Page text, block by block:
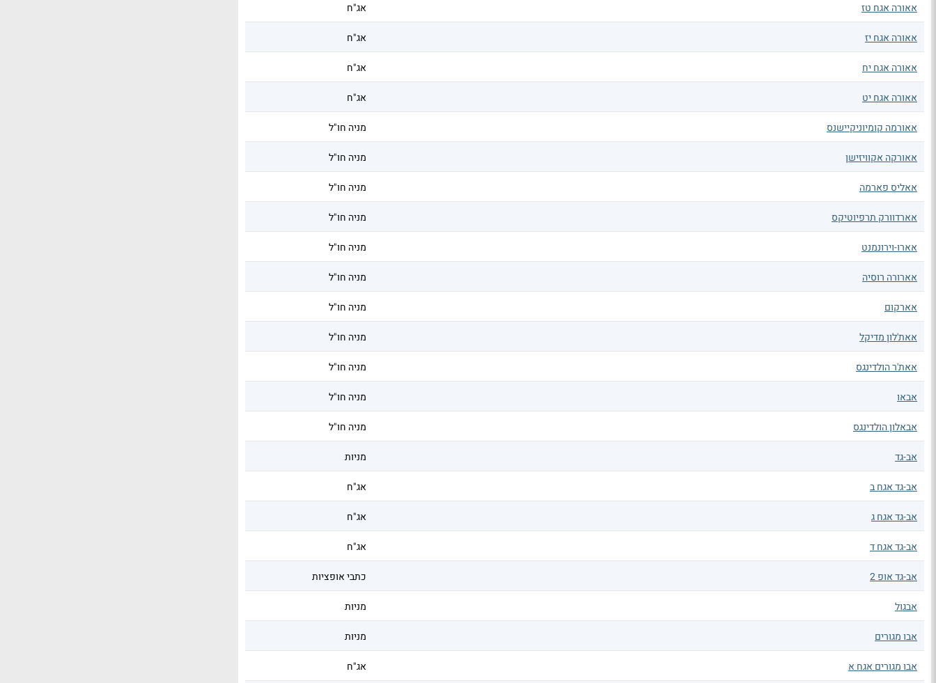
אאורה אגח טז אג"ח
אאורה אגח יז אג"ח
אאורה אגח יח אג"ח
אאורה אגח יט אג"ח
אאורמה קומיוניקיישנס מניה חו"ל
אאורקה אקוויזישן מניה חו"ל
אאליס פארמה מניה חו"ל
אארדוורק תרפיוטיקס מניה חו"ל
אארו-וירונמנט מניה חו"ל
אארורה רוסיה מניה חו"ל
אארקום מניה חו"ל
אאת'לון מדיקל מניה חו"ל
אאת'ר הולדינגס מניה חו"ל
אבאו מניה חו"ל
אבאלון הולדינגס מניה חו"ל
אב-גד מניות
אב-גד אגח ב אג"ח
אב-גד אגח ג אג"ח
אב-גד אגח ד אג"ח
אב-גד אופ 2 כתבי אופציות
אבגול מניות
אבו מגורים מניות
אבו מגורים אגח א אג"ח